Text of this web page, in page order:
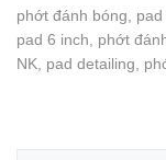
phớt đánh bóng,
pad 6 inch, phớt
NK, pad detailing,